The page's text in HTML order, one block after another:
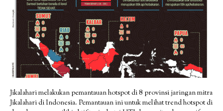
Jikalahari melakukan pemantauan hotspot di 8 provinsi jaringan mitra
Jikalahari di Indonesia. Pemantauan ini untuk melihat trend hotspot di